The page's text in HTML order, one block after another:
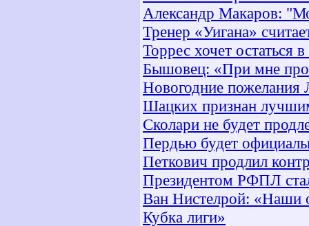
Александр Макаров:
Тренер «Уигана»
Торрес хочет остаться
Бышовец: «При мне
Новогодние пожелания
Шацких признан
Сколари не будет
Пердью будет
Петкович продлил
Президентом РФПЛ
Ван Нистелрой: «Наши
Кубка лиги»